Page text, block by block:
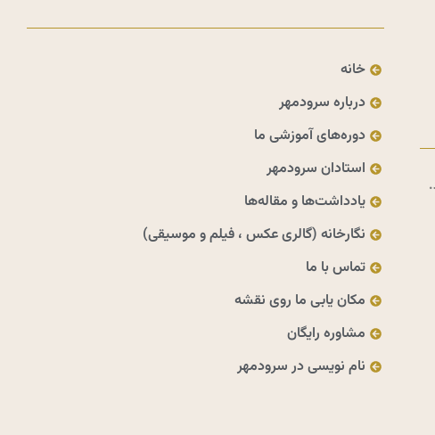
خانه
درباره سرودمهر
دوره‌های آموزشی ما
استادان سرودمهر
یادداشت‌ها و مقاله‌ها
نگارخانه (گالری عکس ، فیلم و موسیقی)
تماس با ما
مکان یابی ما روی نقشه
مشاوره رایگان
نام نویسی در سرودمهر